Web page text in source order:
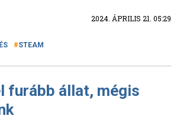
2024. ÁPRILIS 21. 05:29
STEAM
furább állat, mégis